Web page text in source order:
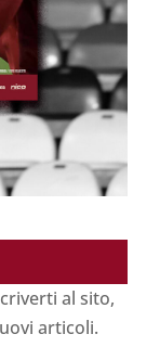
al sito,
articoli.